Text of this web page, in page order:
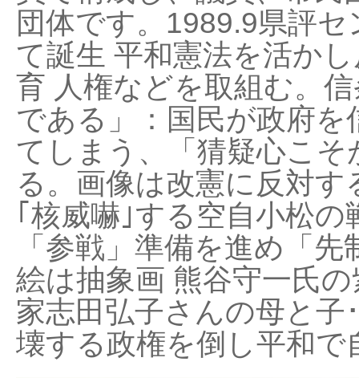
団体です。1989.9県評
て誕生 平和憲法を活か
育 人権などを取組む。
である」：国民が政府
てしまう、「猜疑心こ
る。画像は改憲に反対
｢核威嚇｣する空自小松
「参戦」準備を進め「
絵は抽象画 熊谷守一氏
家志田弘子さんの母と子
壊する政権を倒し平和